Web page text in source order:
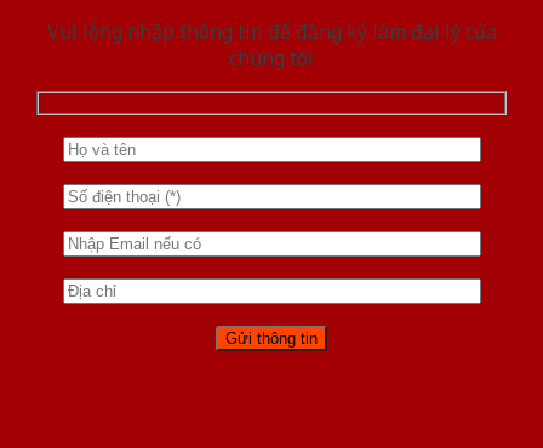
Vui lòng nhập thông tin để đăng ký làm đại lý của
chúng tôi